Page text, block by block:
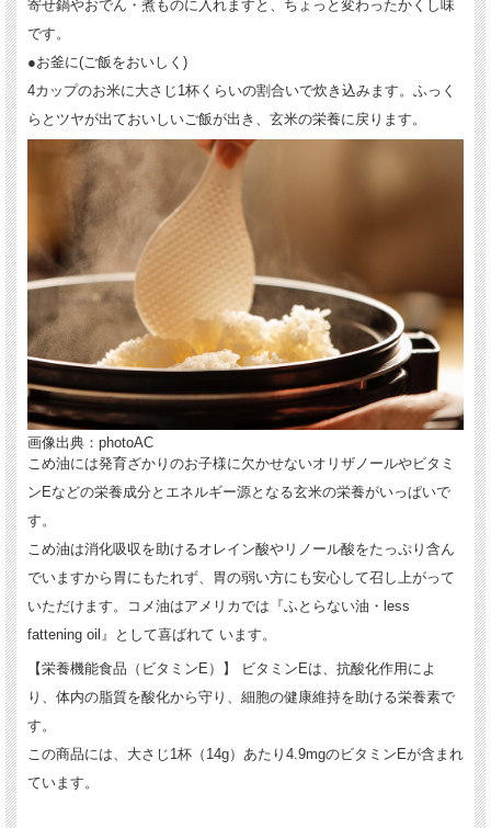
寄せ鍋やおでん・煮ものに入れますと、ちょっと変わったかくし味
です。
●お釜に(ご飯をおいしく)
4カップのお米に大さじ1杯くらいの割合いで炊き込みます。ふっく
らとツヤが出ておいしいご飯が出き、玄米の栄養に戻ります。
画像出典：photoAC
こめ油には発育ざかりのお子様に欠かせないオリザノールやビタミ
ンEなどの栄養成分とエネルギー源となる玄米の栄養がいっぱいで
す。
こめ油は消化吸収を助けるオレイン酸やリノール酸をたっぷり含ん
でいますから胃にもたれず、胃の弱い方にも安心して召し上がって
いただけます。コメ油はアメリカでは『ふとらない油・less
fattening oil』として喜ばれて います。
【栄養機能食品（ビタミンE）】 ビタミンEは、抗酸化作用によ
り、体内の脂質を酸化から守り、細胞の健康維持を助ける栄養素で
す。
この商品には、大さじ1杯（14g）あたり4.9mgのビタミンEが含まれ
ています。